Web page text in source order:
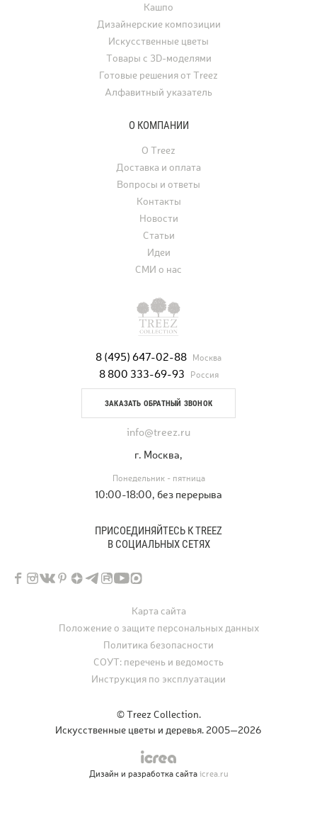
8 (495) 647-02-88 Москва
8 800 333-69-93 Россия
ЗАКАЗАТЬ ОБРАТНЫЙ ЗВОНОК
info@treez.ru
г. Москва,
Понедельник - пятница
10:00-18:00, без перерыва
Кашпо
Дизайнерские композиции
Искусственные цветы
Товары с 3D-моделями
Готовые решения от Treez
Алфавитный указатель
О КОМПАНИИ
О Treez
Доставка и оплата
Вопросы и ответы
Контакты
Новости
Статьи
Идеи
СМИ о нас
ПРИСОЕДИНЯЙТЕСЬ К TREEZ
В СОЦИАЛЬНЫХ СЕТЯХ
© Treez Collection.
Искусственные цветы и деревья. 2005—2026
Карта сайта
Положение о защите персональных данных
Политика безопасности
СОУТ: перечень и ведомость
Инструкция по эксплуатации
Дизайн и разработка сайтаicrea.ru